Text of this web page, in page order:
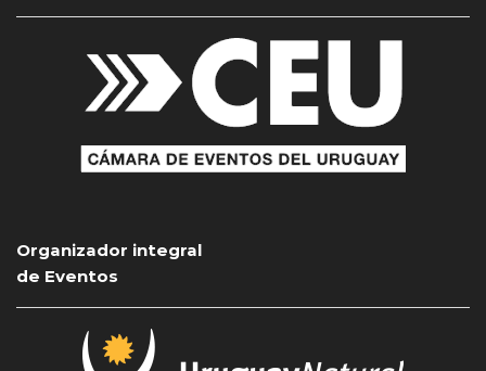
Organizador integral
de Eventos